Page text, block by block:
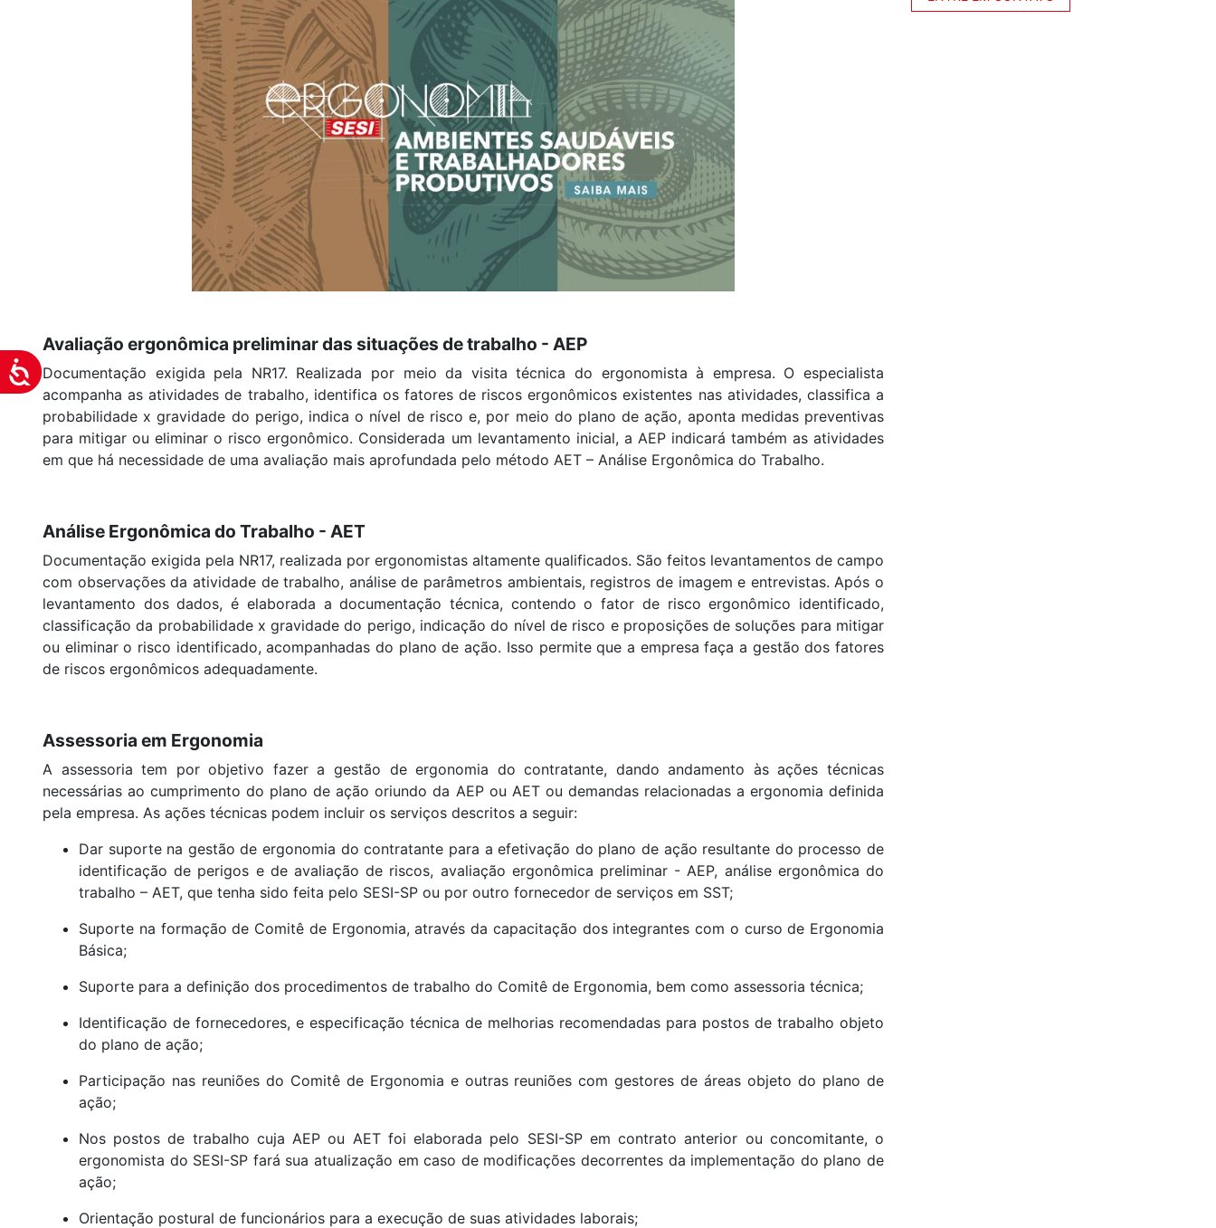
acessibilidade.
Acessibilidade
Avaliação ergonômica preliminar das situações de trabalho - AEP
Documentação exigida pela NR17. Realizada por meio da visita técnica do ergonomista à empresa. O especialista
acompanha as atividades de trabalho, identifica os fatores de riscos ergonômicos existentes nas atividades, classifica a
probabilidade x gravidade do perigo, indica o nível de risco e, por meio do plano de ação, aponta medidas preventivas
para mitigar ou eliminar o risco ergonômico. Considerada um levantamento inicial, a AEP indicará também as atividades
em que há necessidade de uma avaliação mais aprofundada pelo método AET – Análise Ergonômica do Trabalho.
Análise Ergonômica do Trabalho - AET
Documentação exigida pela NR17, realizada por ergonomistas altamente qualificados. São feitos levantamentos de campo
com observações da atividade de trabalho, análise de parâmetros ambientais, registros de imagem e entrevistas. Após o
levantamento dos dados, é elaborada a documentação técnica, contendo o fator de risco ergonômico identificado,
classificação da probabilidade x gravidade do perigo, indicação do nível de risco e proposições de soluções para mitigar
ou eliminar o risco identificado, acompanhadas do plano de ação. Isso permite que a empresa faça a gestão dos fatores
de riscos ergonômicos adequadamente.
Assessoria em Ergonomia
A assessoria tem por objetivo fazer a gestão de ergonomia do contratante, dando andamento às ações técnicas
necessárias ao cumprimento do plano de ação oriundo da AEP ou AET ou demandas relacionadas a ergonomia definida
pela empresa. As ações técnicas podem incluir os serviços descritos a seguir:
Dar suporte na gestão de ergonomia do contratante para a efetivação do plano de ação resultante do processo de
identificação de perigos e de avaliação de riscos, avaliação ergonômica preliminar - AEP, análise ergonômica do
trabalho – AET, que tenha sido feita pelo SESI-SP ou por outro fornecedor de serviços em SST;
Suporte na formação de Comitê de Ergonomia, através da capacitação dos integrantes com o curso de Ergonomia
Básica;
Suporte para a definição dos procedimentos de trabalho do Comitê de Ergonomia, bem como assessoria técnica;
Identificação de fornecedores, e especificação técnica de melhorias recomendadas para postos de trabalho objeto
do plano de ação;
Participação nas reuniões do Comitê de Ergonomia e outras reuniões com gestores de áreas objeto do plano de
ação;
Nos postos de trabalho cuja AEP ou AET foi elaborada pelo SESI-SP em contrato anterior ou concomitante, o
ergonomista do SESI-SP fará sua atualização em caso de modificações decorrentes da implementação do plano de
ação;
Orientação postural de funcionários para a execução de suas atividades laborais;